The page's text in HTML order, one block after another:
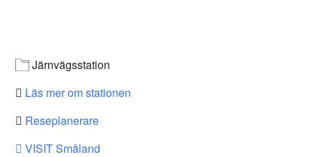
Järnvägsstation
Läs mer om stationen
Reseplanerare
VISIT Småland